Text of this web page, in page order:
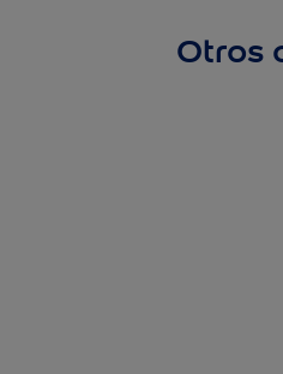
Otros